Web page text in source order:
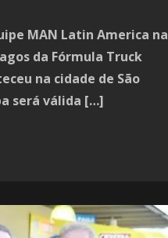
MAN Latin America na
da Fórmula Truck
na cidade de São
será válida […]